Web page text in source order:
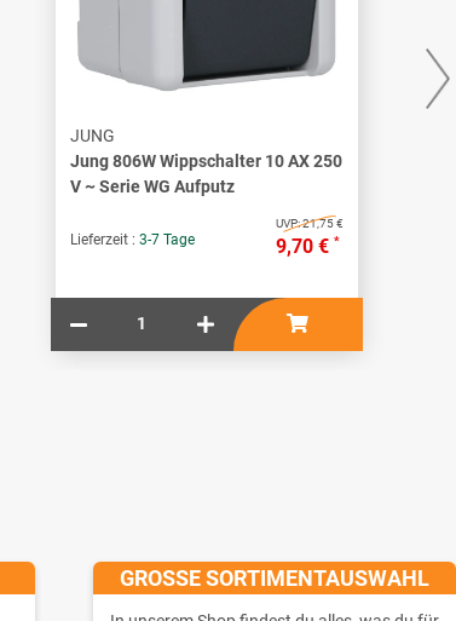
JUNG
Jung 806W Wippschalter 10 AX 250
V ~ Serie WG Aufputz
Lieferzeit : 3-7 Tage
UVP:21,75 €
9,70 € *
GROSSE SORTIMENTAUSWAHL